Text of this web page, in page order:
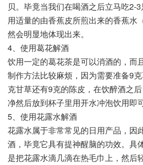
贝。毕竟当我们在喝酒之后立马吃2-
用适量的由香蕉皮所煎出来的香蕉水
然会明显地体现出来。
4、使用葛花解酒
饮用一定的葛花茶是可以消酒的，而
制作方法比较麻烦，因为需要准备9
克甘草还有9克的陈皮，在饮醉酒之
净然后放到杯子里用开水冲泡饮用即可
5、使用花露水解酒
花露水属于非常常见的日用产品，因
酒，毕竟它具有提神醒脑的功效。具
是把花露水滴几滴在热毛巾上，然后